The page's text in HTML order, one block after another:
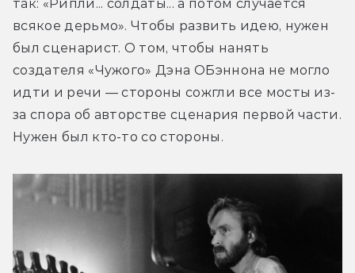
так: «Рипли... солдаты... а потом случается
всякое дерьмо». Чтобы развить идею, нужен
был сценарист. О том, чтобы нанять
создателя «Чужого» Дэна О`Бэннона не могло
идти и речи — стороны сожгли все мосты из-
за спора об авторстве сценария первой части.
Нужен был кто-то со стороны.